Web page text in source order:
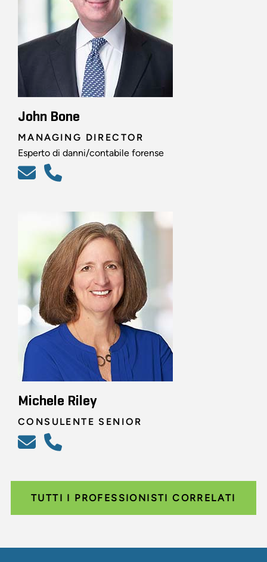
John Bone
MANAGING DIRECTOR
Esperto di danni/contabile forense
Michele Riley
CONSULENTE SENIOR
TUTTI I PROFESSIONISTI CORRELATI